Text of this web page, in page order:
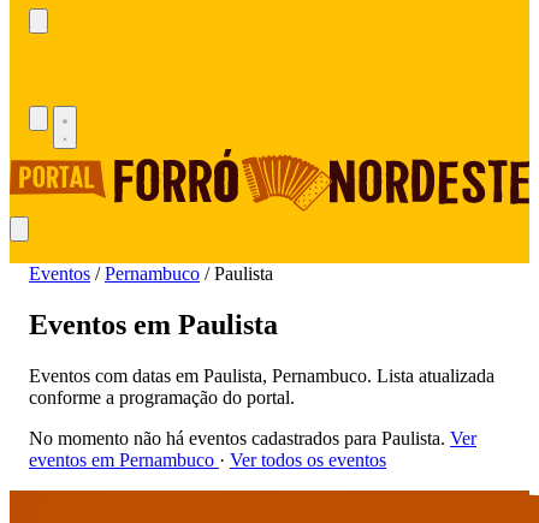
Eventos / Pernambuco / Paulista
Eventos em Paulista
Eventos com datas em Paulista, Pernambuco. Lista atualizada
conforme a programação do portal.
No momento não há eventos cadastrados para Paulista. Ver
eventos em Pernambuco · Ver todos os eventos